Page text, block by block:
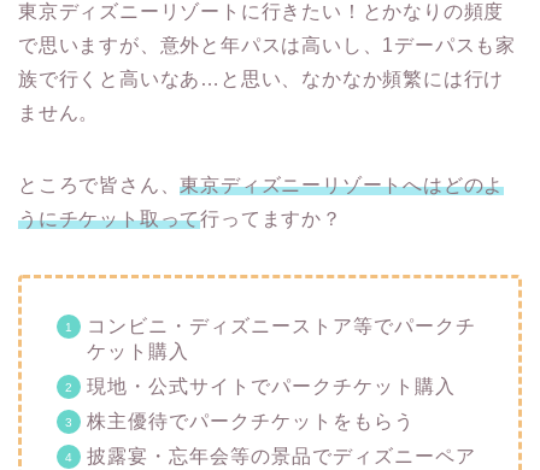
東京ディズニーリゾートに行きたい！とかなりの頻度
で思いますが、意外と年パスは高いし、1デーパスも家
族で行くと高いなあ…と思い、なかなか頻繁には行け
ません。
ところで皆さん、東京ディズニーリゾートへはどのよ
うにチケット取って行ってますか？
コンビニ・ディズニーストア等でパークチ
ケット購入
現地・公式サイトでパークチケット購入
株主優待でパークチケットをもらう
披露宴・忘年会等の景品でディズニーペア